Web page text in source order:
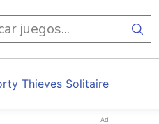
Thieves Solitaire
Ad